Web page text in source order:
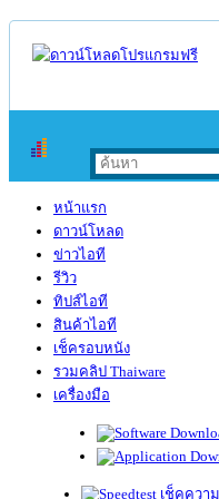
หน้าแรก
ดาวน์โหลด
ข่าวไอที
รีวิว
ทิปส์ไอที
สินค้าไอที
เช็ครอบหนัง
รวมคลิป Thaiware
เครื่องมือ
เช็คความ